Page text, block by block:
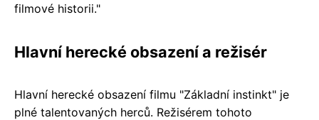
filmové historii."
Hlavní herecké obsazení a režisér
Hlavní herecké obsazení filmu "Základní instinkt" je
plné talentovaných herců. Režisérem tohoto